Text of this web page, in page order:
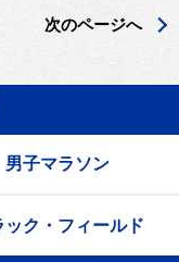
次のページへ
男子マラソン
ック・フィールド